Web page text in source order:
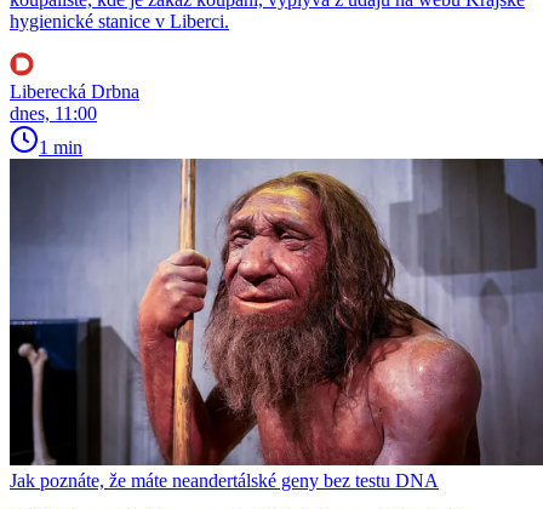
hygienické stanice v Liberci.
Liberecká Drbna
dnes, 11:00
1 min
Jak poznáte, že máte neandertálské geny bez testu DNA